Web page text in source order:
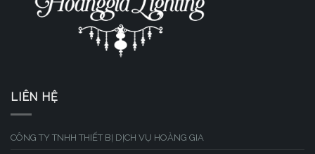
LIÊN HỆ
CÔNG TY TNHH THIẾT BỊ DỊCH VỤ HOÀNG GIA